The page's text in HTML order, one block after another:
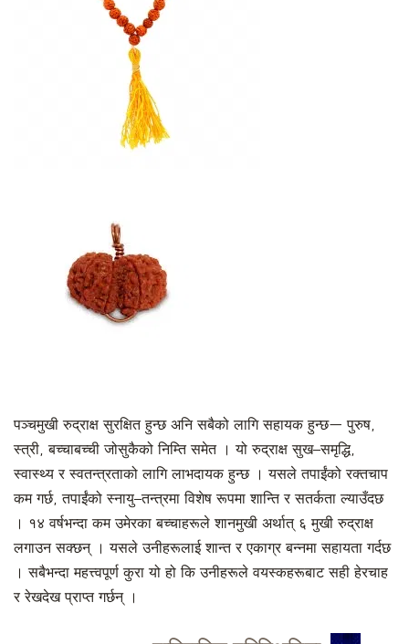
पञ्चमुखी रुद्राक्ष सुरक्षित हुन्छ अनि सबैको लागि सहायक हुन्छ— पुरुष,
स्त्री, बच्चाबच्ची जोसुकैको निम्ति समेत । यो रुद्राक्ष सुख–समृद्धि,
स्वास्थ्य र स्वतन्त्रताको लागि लाभदायक हुन्छ । यसले तपाईंको रक्तचाप
कम गर्छ, तपाईंको स्नायु–तन्त्रमा विशेष रूपमा शान्ति र सतर्कता ल्याउँदछ
। १४ वर्षभन्दा कम उमेरका बच्चाहरूले शानमुखी अर्थात् ६ मुखी रुद्राक्ष
लगाउन सक्छन् । यसले उनीहरूलाई शान्त र एकाग्र बन्नमा सहायता गर्दछ
। सबैभन्दा महत्त्वपूर्ण कुरा यो हो कि उनीहरूले वयस्कहरूबाट सही हेरचाह
र रेखदेख प्राप्त गर्छन् ।